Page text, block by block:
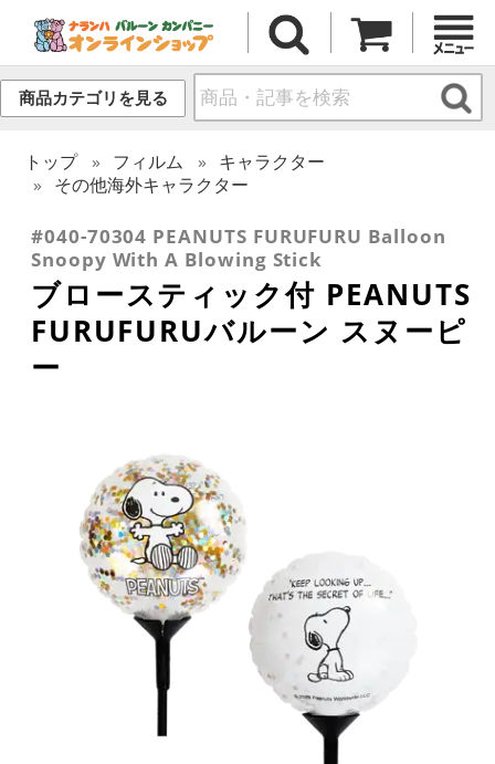
商品カテゴリを見る
トップ フィルム
キャラクター
その他海外キャラクター
#040-70304 PEANUTS FURUFURU Balloon
Snoopy With A Blowing Stick
ブロースティック付 PEANUTS
FURUFURUバルーン スヌーピ
ー